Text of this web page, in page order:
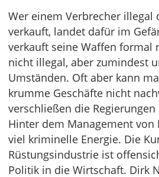
Wer einem Verbrecher illegal
verkauft, landet dafür im
verkauft seine Waffen formal
nicht illegal, aber zumindest
Umständen. Oft aber kann
krumme Geschäfte nicht
verschließen die
Hinter dem Management von
viel kriminelle Energie. Die
Rüstungsindustrie ist
Politik in die Wirtschaft. Dirk